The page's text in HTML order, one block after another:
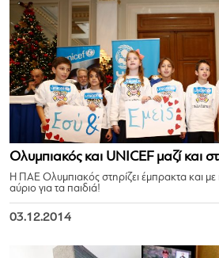
Ολυμπιακός και UNICEF μαζί και
Η ΠΑΕ Ολυμπιακός στηρίζει έμπρακτα και
αύριο για τα παιδιά!
03.12.2014